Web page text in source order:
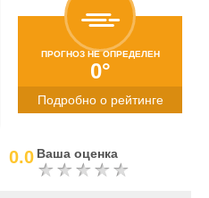
ПРОГНОЗ НЕ ОПРЕДЕЛЕН
0°
Подробно о рейтинге
0.0 Ваша оценка